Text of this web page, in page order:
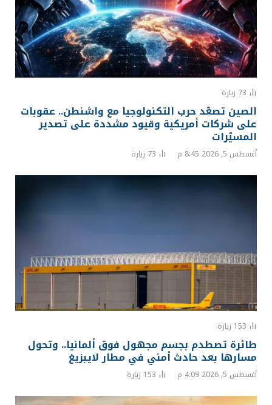
73 زيارة
الصين تصعّد حرب التكنولوجيا مع واشنطن.. عقوبات
على شركات أمريكية وقيود مشددة على تصدير
المسيّرات
أغسطس 5, 2026 8:45 م 73 زيارة
153 زيارة
طائرة تصطدم بجسم مجهول فوق ألمانيا.. وتحول
مسارها بعد حادث أمني في مطار لايبزيغ
أغسطس 5, 2026 4:09 م 153 زيارة